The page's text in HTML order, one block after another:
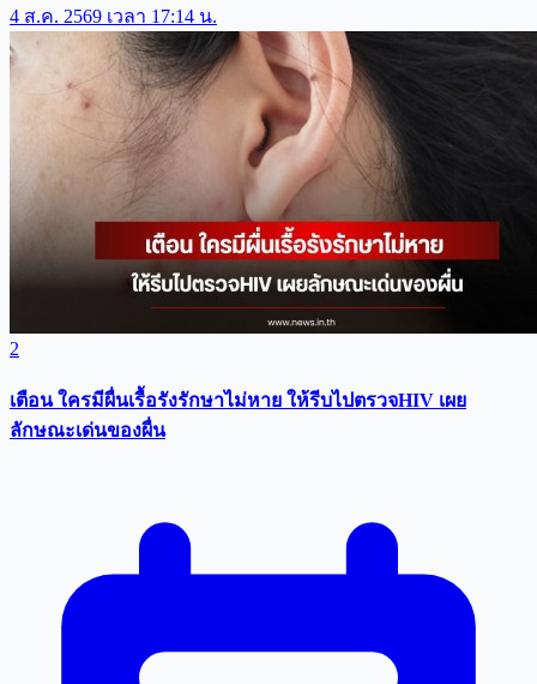
4 ส.ค. 2569 เวลา 17:14 น.
2
เตือน ใครมีผื่นเรื้อรังรักษาไม่หาย ให้รีบไปตรวจHIV เผย
ลักษณะเด่นของผื่น